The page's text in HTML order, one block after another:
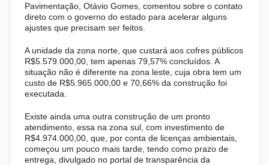
Pavimentação, Otávio Gomes, comentou sobre o contato
direto com o governo do estado para acelerar alguns
ajustes que precisam ser feitos.
A unidade da zona norte, que custará aos cofres públicos
R$5.579.000,00, tem apenas 79,57% concluídos. A
situação não é diferente na zona leste, cuja obra tem um
custo de R$5.965.000,00 e 70,66% da construção foi
executada.
Existe ainda uma outra construção de um pronto
atendimento, essa na zona sul, com investimento de
R$4.974.000,00, que, por conta de licenças ambientais,
começou um pouco mais tarde, tendo como prazo de
entrega, divulgado no portal de transparência da